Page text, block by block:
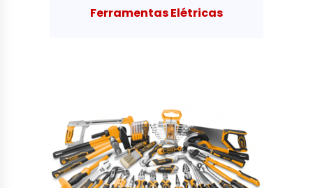
Ferramentas Elétricas